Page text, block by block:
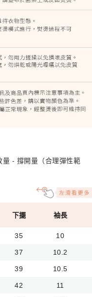
- 撐開量（合理彈性範
下擺 袖長
35 10
37 10.2
39 10.5
42 11